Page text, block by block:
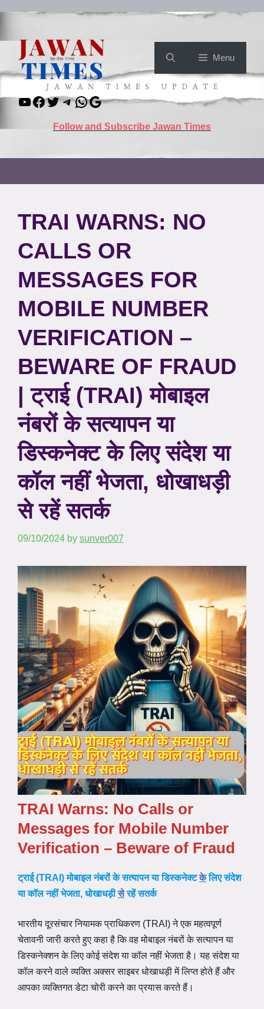
content
Menu
YouTube
Facebook
TwitterTelegram
WhatsApp
Google
Follow and Subscribe Jawan Times
TRAI WARNS: NO
CALLS OR
MESSAGES FOR
MOBILE NUMBER
VERIFICATION –
BEWARE OF FRAUD
| ट्राई (TRAI) मोबाइल
नंबरों के सत्यापन या
डिस्कनेक्ट के लिए संदेश या
कॉल नहीं भेजता, धोखाधड़ी
से रहें सतर्क
09/10/2024 by sunver007
TRAI Warns: No Calls or
Messages for Mobile Number
Verification – Beware of Fraud
ट्राई (TRAI) मोबाइल नंबरों के सत्यापन या डिस्कनेक्टकेलिए संदेश
या कॉल नहीं भेजता, धोखाधड़ीसेरहें सतर्क
भारतीय दूरसंचार नियामक प्राधिकरण (TRAI) ने एक महत्वपूर्ण
चेतावनी जारी करते हुए कहा है कि वह मोबाइल नंबरों के सत्यापन या
डिस्कनेक्शन के लिए कोई संदेश या कॉल नहीं भेजता है। यह संदेश या
कॉल करने वाले व्यक्ति अक्सर साइबर धोखाधड़ी में लिप्त होते हैं और
आपका व्यक्तिगत डेटा चोरी करने का प्रयास करते हैं।